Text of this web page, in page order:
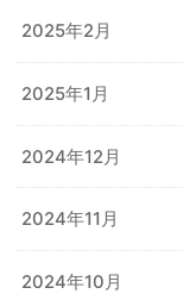
2025年2月
2025年1月
2024年12月
2024年11月
2024年10月